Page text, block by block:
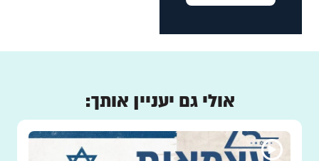
אולי גם יעניין אותך: